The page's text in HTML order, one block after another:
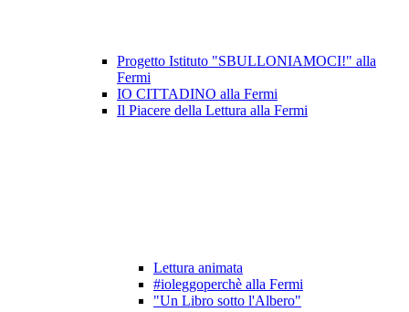
Progetto Istituto "SBULLONIAMOCI!" alla
Fermi
IO CITTADINO alla Fermi
Il Piacere della Lettura alla Fermi
Lettura animata
#ioleggoperchè alla Fermi
"Un Libro sotto l'Albero"